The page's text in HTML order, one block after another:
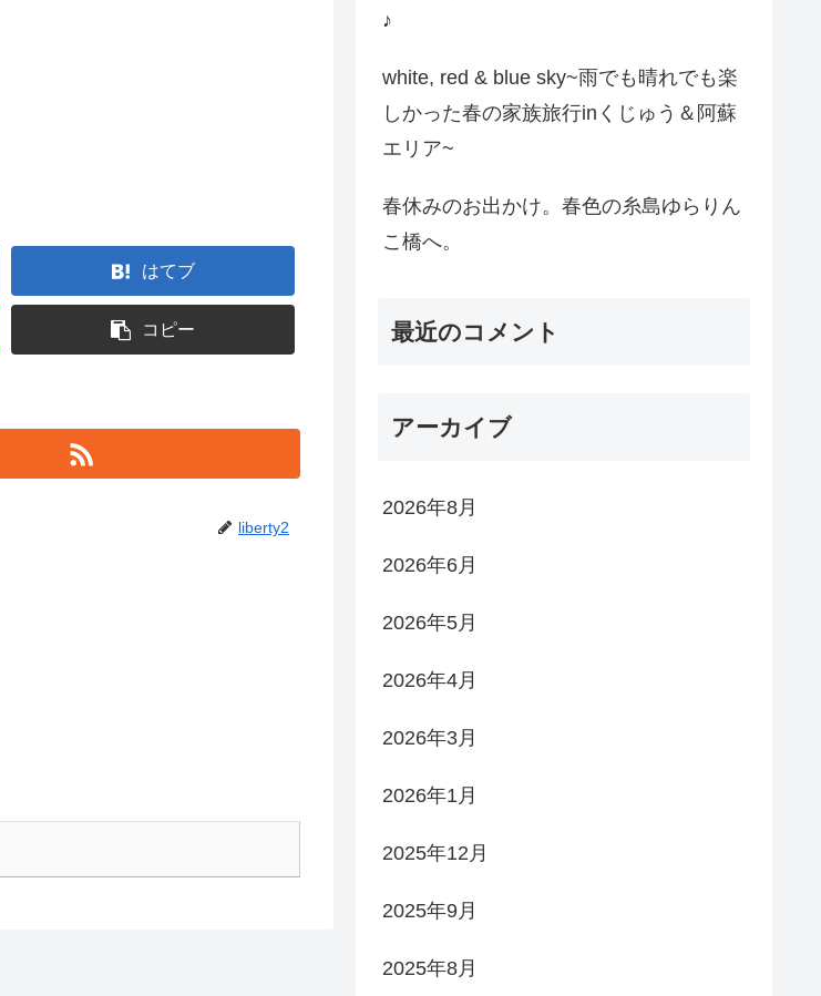
はてブ
コピー
liberty2
♪
white, red & blue sky~雨でも晴れでも楽
しかった春の家族旅行inくじゅう＆阿蘇
エリア~
春休みのお出かけ。春色の糸島ゆらりん
こ橋へ。
最近のコメント
アーカイブ
2026年8月
2026年6月
2026年5月
2026年4月
2026年3月
2026年1月
2025年12月
2025年9月
2025年8月